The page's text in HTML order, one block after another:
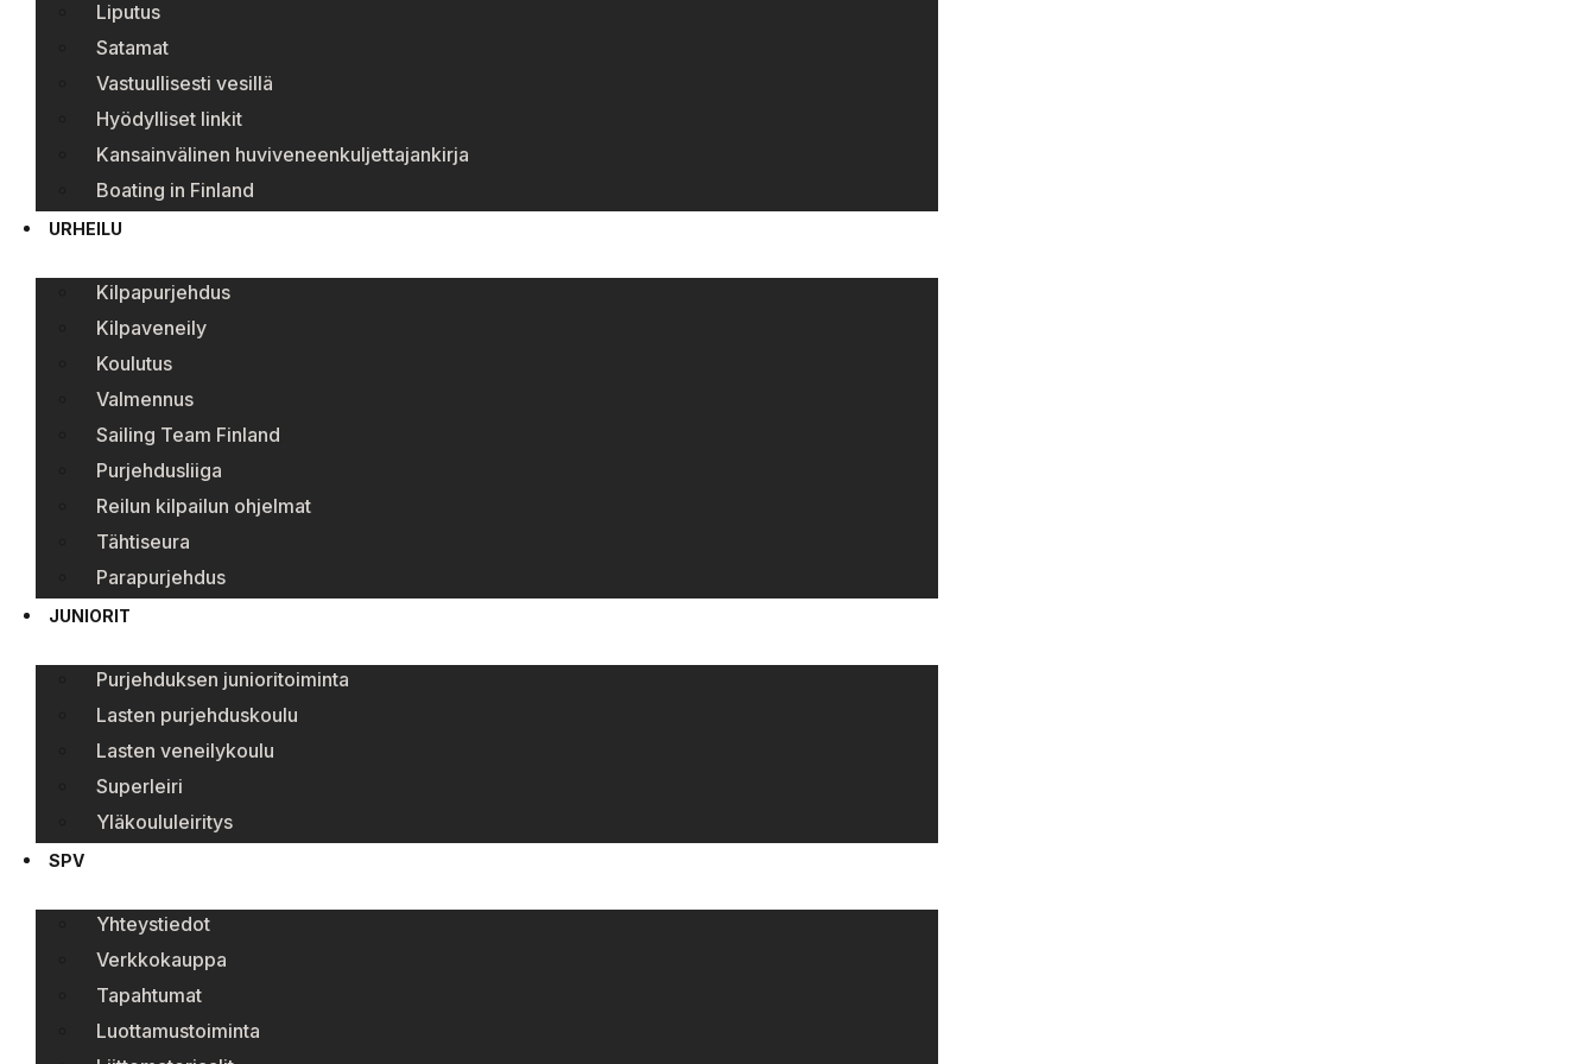
Liputus
Satamat
Vastuullisesti vesillä
Hyödylliset linkit
Kansainvälinen huviveneenkuljettajankirja
Boating in Finland
URHEILU
Kilpapurjehdus
Kilpaveneily
Koulutus
Valmennus
Sailing Team Finland
Purjehdusliiga
Reilun kilpailun ohjelmat
Tähtiseura
Parapurjehdus
JUNIORIT
Purjehduksen junioritoiminta
Lasten purjehduskoulu
Lasten veneilykoulu
Superleiri
Yläkoululeiritys
SPV
Yhteystiedot
Verkkokauppa
Tapahtumat
Luottamustoiminta